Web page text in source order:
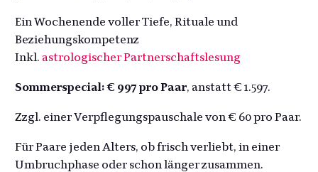
Ein Wochenende voller Tiefe, Rituale und
Beziehungskompetenz
Inkl. astrologischer Partnerschaftslesung
Sommerspecial: € 997 pro Paar, anstatt € 1.597.
Zzgl. einer Verpflegungspauschale von € 60 pro Paar.
Für Paare jeden Alters, ob frisch verliebt, in einer
Umbruchphase oder schon länger zusammen.